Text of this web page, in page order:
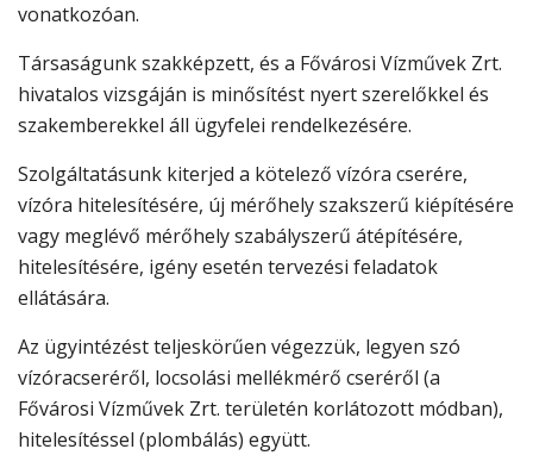
vonatkozóan.
Társaságunk szakképzett, és a Fővárosi Vízművek Zrt.
hivatalos vizsgáján is minősítést nyert szerelőkkel és
szakemberekkel áll ügyfelei rendelkezésére.
Szolgáltatásunk kiterjed a kötelező vízóra cserére,
vízóra hitelesítésére, új mérőhely szakszerű kiépítésére
vagy meglévő mérőhely szabályszerű átépítésére,
hitelesítésére, igény esetén tervezési feladatok
ellátására.
Az ügyintézést teljeskörűen végezzük, legyen szó
vízóracseréről, locsolási mellékmérő cseréről (a
Fővárosi Vízművek Zrt. területén korlátozott módban),
hitelesítéssel (plombálás) együtt.